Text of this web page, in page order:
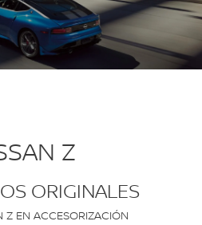
Z
ORIGINALES
Z EN ACCESORIZACIÓN